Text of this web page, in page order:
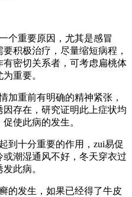
个重要原因，尤其是感冒
积极治疗，尽量缩短病程，
密切关系者，可考虑扁桃体
重要。
加重前有明确的精神紧张，
存在，研究证明此上症状均
使此病的发生。
到十分重要的作用，zui易促
潮湿通风不好，冬天穿衣过
此病。
的发生，如果已经得了牛皮